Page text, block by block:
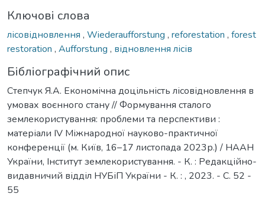
Ключові слова
лісовідновлення , Wiederaufforstung , reforestation , forest
restoration , Aufforstung , відновлення лісів
Бібліографічний опис
Степчук Я.А. Економічна доцільність лісовідновлення в
умовах воєнного стану // Формування сталого
землекористування: проблеми та перспективи :
матеріали ІV Міжнародної науково-практичної
конференції (м. Київ, 16–17 листопада 2023р.) / НААН
України, Інститут землекористування. - К. : Редакційно-
видавничий відділ НУБіП України - К. : , 2023. - С. 52 -
55